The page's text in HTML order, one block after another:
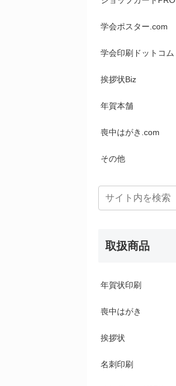
学会ポスター.com
学会印刷ドットコム
挨拶状Biz
年賀本舗
喪中はがき.com
その他
取扱商品
年賀状印刷
喪中はがき
挨拶状
名刺印刷